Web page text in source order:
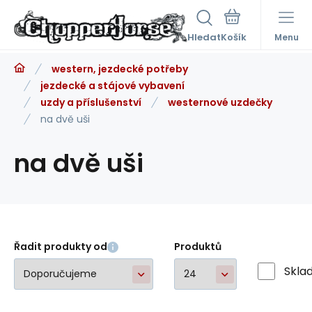
Hledat Menu
western, jezdecké potřeby
jezdecké a stájové vybavení
uzdy a příslušenství
westernové uzdečky
na dvě uši
na dvě uši
Řadit produkty od Produktů